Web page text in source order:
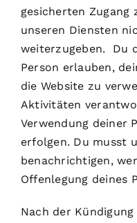
gesicherten Zugang
unseren Diensten
weiterzugeben. Du
Person erlauben,
die Website zu
Aktivitäten
Verwendung deiner
erfolgen. Du musst
benachrichtigen,
Offenlegung deines
Nach der